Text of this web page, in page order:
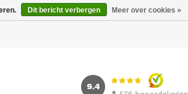
9.4
Dit bericht verbergen Meer over cookies »